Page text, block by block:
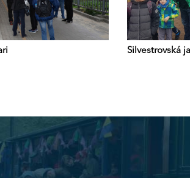
Silvestrovská